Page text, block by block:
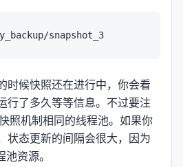
时候快照还在进行中，你会看
行了多久等等信息。不过要注
照机制相同的线程池。如果你
状态更新的间隔会很大，因为
资源。